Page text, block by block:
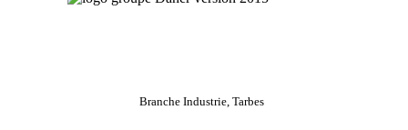
Branche Industrie, Tarbes